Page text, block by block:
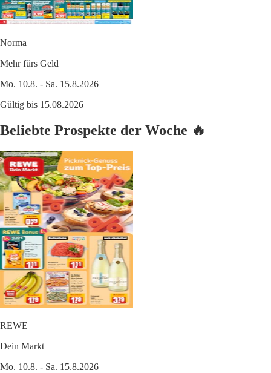
Norma
Mehr fürs Geld
Mo. 10.8. - Sa. 15.8.2026
Gültig bis 15.08.2026
Beliebte Prospekte der Woche 🔥
REWE
Dein Markt
Mo. 10.8. - Sa. 15.8.2026